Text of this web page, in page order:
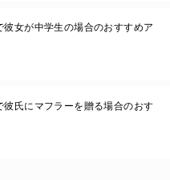
彼女が中学生の場合のおすすめア
彼氏にマフラーを贈る場合のおす